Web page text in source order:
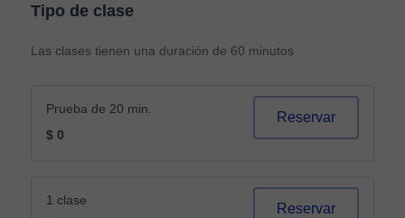
Tipo de clase
Las clases tienen una duración de 60 minutos
Prueba de 20 min.
$ 0
Reservar
1 clase
Reservar